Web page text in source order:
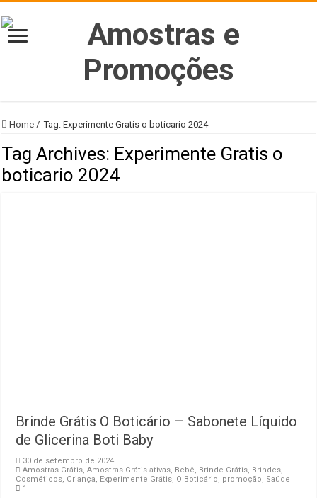
Home / Tag:Experimente Gratis o boticario 2024
Tag Archives: Experimente Gratis o
boticario 2024
Brinde Grátis O Boticário – Sabonete Líquido
de Glicerina Boti Baby
30 de setembro de 2024
Amostras Grátis,Amostras Grátis ativas, Bebê, Brinde Grátis, Brindes,
Cosméticos, Criança, Experimente Grátis, O Boticário, promoção, Saúde
1